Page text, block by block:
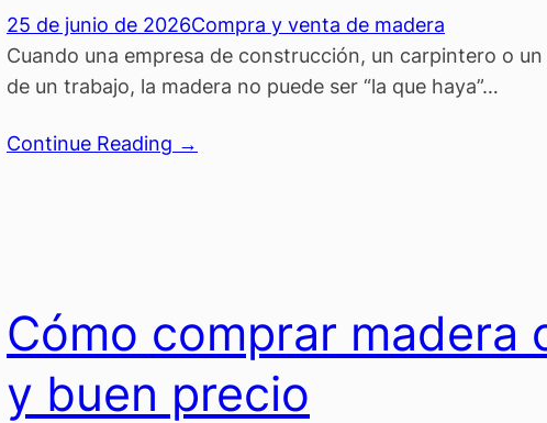
25 de junio de 2026Compra y venta de madera
Cuando una empresa de construcción, un carpintero o
de un trabajo, la madera no puede ser “la que haya”…
Continue Reading →
Cómo comprar madera
y buen precio